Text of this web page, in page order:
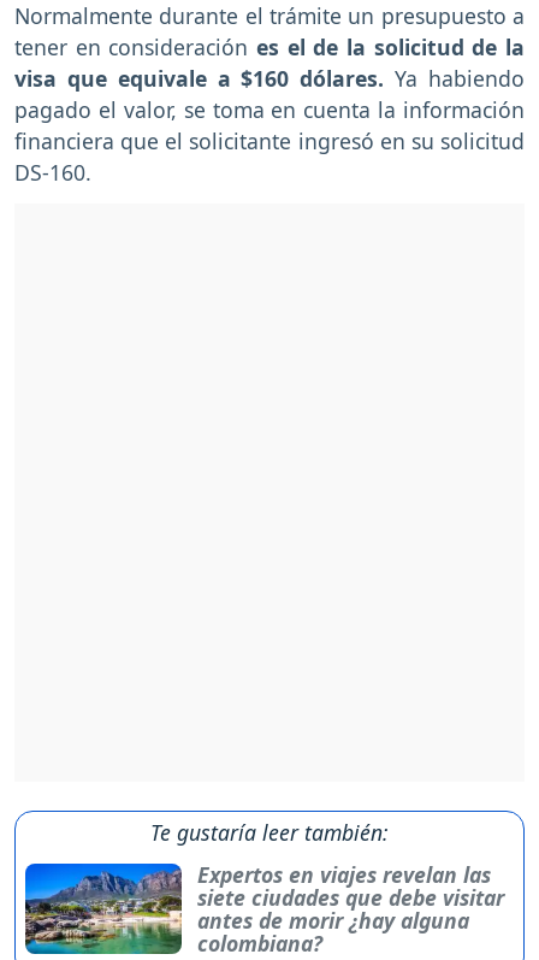
Normalmente durante el trámite un presupuesto a
tener en consideración es el de la solicitud de la
visa que equivale a $160 dólares. Ya habiendo
pagado el valor, se toma en cuenta la información
financiera que el solicitante ingresó en su solicitud
DS-160.
Te gustaría leer también:
Expertos en viajes revelan las
siete ciudades que debe visitar
antes de morir ¿hay alguna
colombiana?